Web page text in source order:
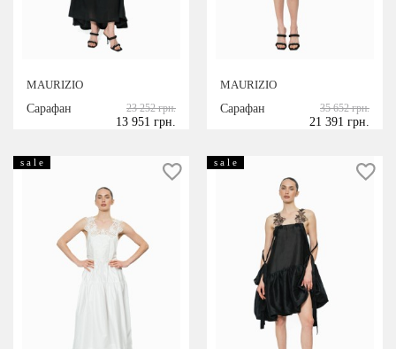
MAURIZIO
Сарафан
23 252 грн.
13 951 грн.
MAURIZIO
Сарафан
35 652 грн.
21 391 грн.
s a l e s a l e